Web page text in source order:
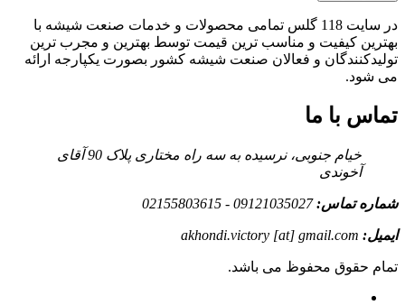
در سایت 118 گلس تمامی محصولات و خدمات صنعت شیشه با
بهترین کیفیت و مناسب ترین قیمت توسط بهترین و مجرب ترین
تولیدکنندگان و فعالان صنعت شیشه کشور بصورت یکپارجه ارائه
می شود.
تماس با ما
خیام جنوبی، نرسیده به سه راه مختاری پلاک 90 آقای
آخوندی
شماره تماس:09121035027 - 02155803615
ایمیل: akhondi.victory [at] gmail.com
تمام حقوق محفوظ می باشد.